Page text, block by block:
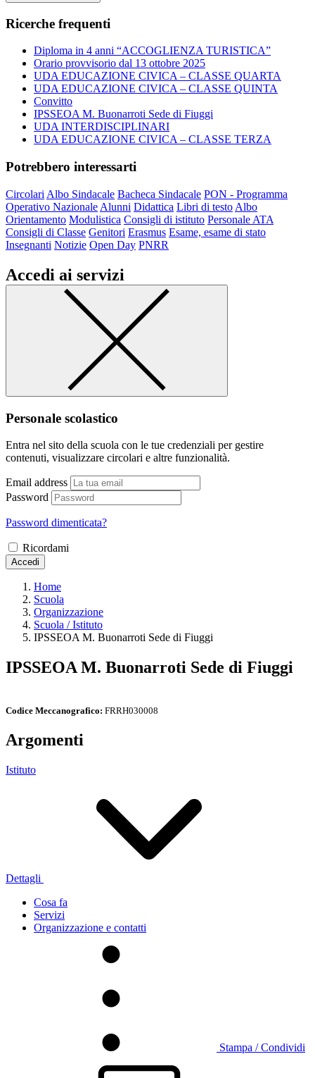
Ricerche frequenti
Diploma in 4 anni “ACCOGLIENZA TURISTICA”
Orario provvisorio dal 13 ottobre 2025
UDA EDUCAZIONE CIVICA – CLASSE QUARTA
UDA EDUCAZIONE CIVICA – CLASSE QUINTA
Convitto
IPSSEOA M. Buonarroti Sede di Fiuggi
UDA INTERDISCIPLINARI
UDA EDUCAZIONE CIVICA – CLASSE TERZA
Potrebbero interessarti
Circolari Albo Sindacale Bacheca Sindacale PON - Programma
Operativo Nazionale Alunni Didattica Libri di testo Albo
Orientamento Modulistica Consigli di istituto Personale ATA
Consigli di Classe Genitori Erasmus Esame, esame di stato
Insegnanti Notizie Open Day PNRR
Accedi ai servizi
Personale scolastico
Entra nel sito della scuola con le tue credenziali per gestire
contenuti, visualizzare circolari e altre funzionalità.
Email address
Password
Password dimenticata?
Ricordami
Accedi
Home
Scuola
Organizzazione
Scuola / Istituto
IPSSEOA M. Buonarroti Sede di Fiuggi
IPSSEOA M. Buonarroti Sede di Fiuggi
Codice Meccanografico: FRRH030008
Argomenti
Istituto
Dettagli
Cosa fa
Servizi
Organizzazione e contatti
Stampa / Condividi